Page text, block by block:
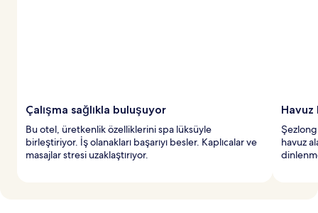
Çalışma sağlıkla buluşuyor
Bu otel, üretkenlik özelliklerini spa lüksüyle
birleştiriyor. İş olanakları başarıyı besler. Kaplıcalar ve
masajlar stresi uzaklaştırıyor.
Havuz
havuz